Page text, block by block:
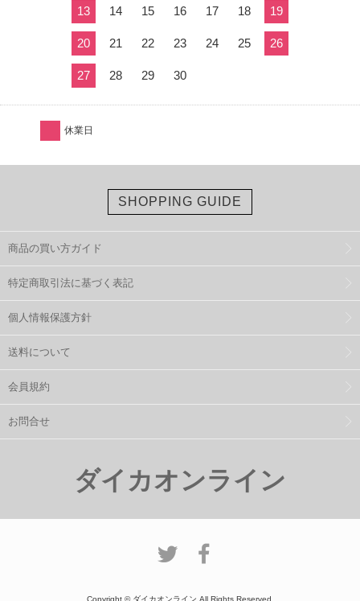
13 14 15 16 17 18 19
20 21 22 23 24 25 26
27 28 29 30
休業日
SHOPPING GUIDE
商品の買い方ガイド
特定商取引法に基づく表記
個人情報保護方針
送料について
会員規約
お問合せ
ダイカオンライン
Copyright © ダイカオンライン All Rights Reserved.